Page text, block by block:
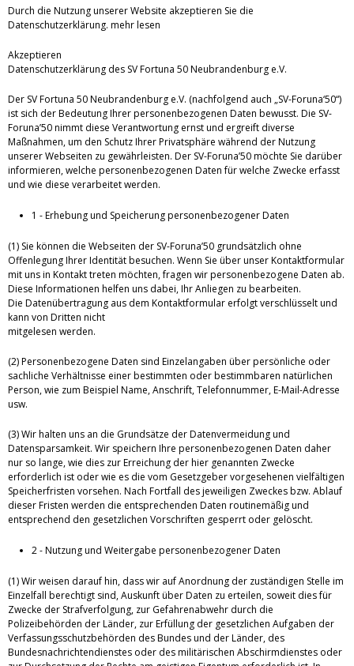
Durch die Nutzung unserer Website akzeptieren Sie die
Datenschutzerklärung. mehr lesen
Akzeptieren
Datenschutzerklärung des SV Fortuna 50 Neubrandenburg e.V.
Der SV Fortuna 50 Neubrandenburg e.V. (nachfolgend auch „SV-Foruna‘50“)
ist sich der Bedeutung Ihrer personenbezogenen Daten bewusst. Die SV-
Foruna’50 nimmt diese Verantwortung ernst und ergreift diverse
Maßnahmen, um den Schutz Ihrer Privatsphäre während der Nutzung
unserer Webseiten zu gewährleisten. Der SV-Foruna’50 möchte Sie darüber
informieren, welche personenbezogenen Daten für welche Zwecke erfasst
und wie diese verarbeitet werden.
1 - Erhebung und Speicherung personenbezogener Daten
(1) Sie können die Webseiten der SV-Foruna’50 grundsätzlich ohne
Offenlegung Ihrer Identität besuchen. Wenn Sie über unser Kontaktformular
mit uns in Kontakt treten möchten, fragen wir personenbezogene Daten ab.
Diese Informationen helfen uns dabei, Ihr Anliegen zu bearbeiten.
Die Datenübertragung aus dem Kontaktformular erfolgt verschlüsselt und
kann von Dritten nicht
mitgelesen werden.
(2) Personenbezogene Daten sind Einzelangaben über persönliche oder
sachliche Verhältnisse einer bestimmten oder bestimmbaren natürlichen
Person, wie zum Beispiel Name, Anschrift, Telefonnummer, E-Mail-Adresse
usw.
(3) Wir halten uns an die Grundsätze der Datenvermeidung und
Datensparsamkeit. Wir speichern Ihre personenbezogenen Daten daher
nur so lange, wie dies zur Erreichung der hier genannten Zwecke
erforderlich ist oder wie es die vom Gesetzgeber vorgesehenen vielfältigen
Speicherfristen vorsehen. Nach Fortfall des jeweiligen Zweckes bzw. Ablauf
dieser Fristen werden die entsprechenden Daten routinemäßig und
entsprechend den gesetzlichen Vorschriften gesperrt oder gelöscht.
2 - Nutzung und Weitergabe personenbezogener Daten
(1) Wir weisen darauf hin, dass wir auf Anordnung der zuständigen Stelle im
Einzelfall berechtigt sind, Auskunft über Daten zu erteilen, soweit dies für
Zwecke der Strafverfolgung, zur Gefahrenabwehr durch die
Polizeibehörden der Länder, zur Erfüllung der gesetzlichen Aufgaben der
Verfassungsschutzbehörden des Bundes und der Länder, des
Bundesnachrichtendienstes oder des militärischen Abschirmdienstes oder